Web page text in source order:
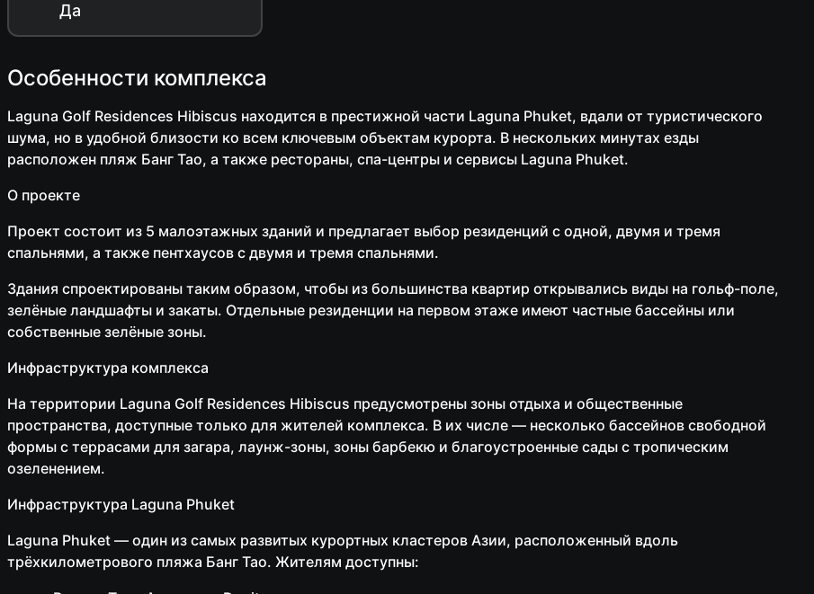
Да
Особенности комплекса
Laguna Golf Residences Hibiscus находится в престижной части Laguna Phuket, вдали от туристического
шума, но в удобной близости ко всем ключевым объектам курорта. В нескольких минутах езды
расположен пляж Банг Тао, а также рестораны, спа-центры и сервисы Laguna Phuket.
О проекте
Проект состоит из 5 малоэтажных зданий и предлагает выбор резиденций с одной, двумя и тремя
спальнями, а также пентхаусов с двумя и тремя спальнями.
Здания спроектированы таким образом, чтобы из большинства квартир открывались виды на гольф-поле,
зелёные ландшафты и закаты. Отдельные резиденции на первом этаже имеют частные бассейны или
собственные зелёные зоны.
Инфраструктура комплекса
На территории Laguna Golf Residences Hibiscus предусмотрены зоны отдыха и общественные
пространства, доступные только для жителей комплекса. В их числе — несколько бассейнов свободной
формы с террасами для загара, лаунж-зоны, зоны барбекю и благоустроенные сады с тропическим
озеленением.
Инфраструктура Laguna Phuket
Laguna Phuket — один из самых развитых курортных кластеров Азии, расположенный вдоль
трёхкилометрового пляжа Банг Тао. Жителям доступны: